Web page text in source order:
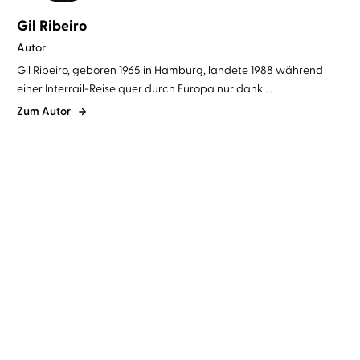
Gil Ribeiro
Autor
Gil Ribeiro, geboren 1965 in Hamburg, landete 1988 während
einer Interrail-Reise quer durch Europa nur dank ...
Zum Autor